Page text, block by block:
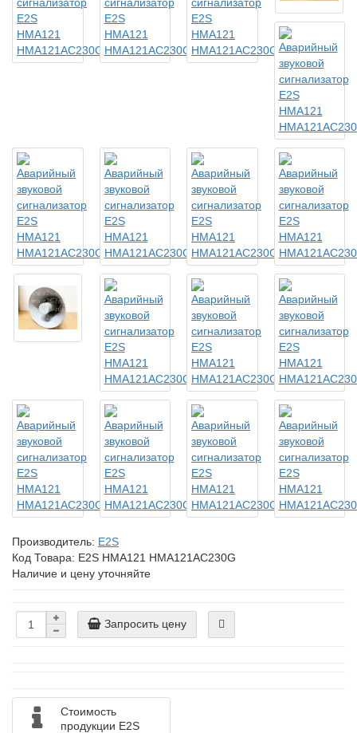
Производитель: E2S
Код Товара: E2S HMA121 HMA121AC230G
Наличие и цену уточняйте
Запросить цену
Стоимость
продукции E2S